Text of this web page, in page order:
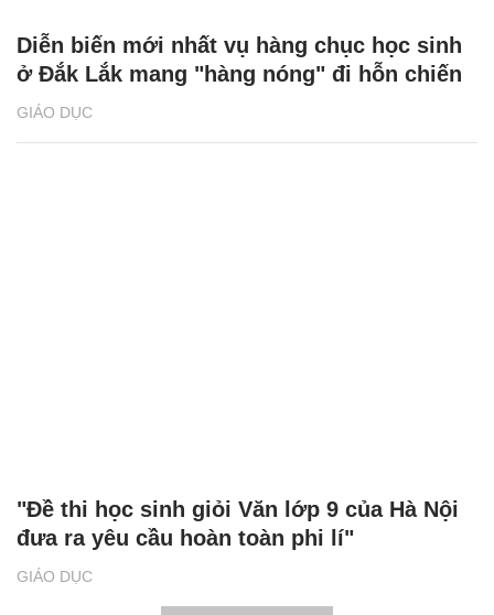
GIÁO DỤC
Diễn biến mới nhất vụ hàng chục học sinh
ở Đắk Lắk mang "hàng nóng" đi hỗn chiến
GIÁO DỤC
"Đề thi học sinh giỏi Văn lớp 9 của Hà Nội
đưa ra yêu cầu hoàn toàn phi lí"